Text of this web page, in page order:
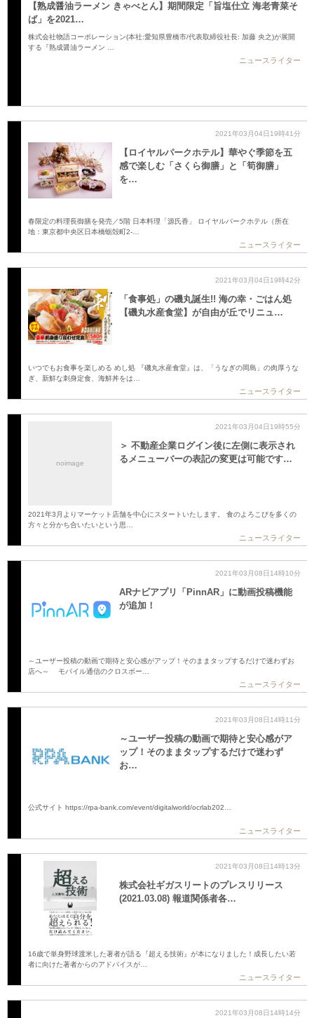
【熟成醤油ラーメン きゃべとん】期間限定「旨塩仕立 海老青菜そ
ば」を2021…
株式会社物語コーポレーション(本社:愛知県豊橋市/代表取締役社長: 加藤 央之)が展開
する『熟成醤油ラーメン …
ニュースライター
2021年03月04日19時41分
【ロイヤルパークホテル】華やぐ季節を五
感で楽しむ「さくら御膳」と「筍御膳」
を…
春限定の料理長御膳を発売／5階 日本料理「源氏香」 ロイヤルパークホテル（所在
地：東京都中央区日本橋蛎殻町2-…
ニュースライター
2021年03月04日19時42分
「食事処」の磯丸誕生!! 海の幸・ごはん処
【磯丸水産食堂】が自由が丘でリニュ…
いつでもお食事を楽しめる めし処 『磯丸水産食堂』は、「うなぎの岡島」の肉厚うな
ぎ、新鮮な刺身定食、海鮮丼をは…
ニュースライター
noimage
2021年03月04日19時55分
＞ 不動産企業ログイン後に左側に表示され
るメニューバーの表記の変更は可能です…
2021年3月よりマーケット店舗を中心にスタートいたします。 食のよろこびを多くの
方々と分かち合いたいという思…
ニュースライター
2021年03月08日14時10分
ARナビアプリ「PinnAR」に動画投稿機能
が追加！
～ユーザー投稿の動画で期待と安心感がアップ！そのままタップするだけで迷わずお
店へ～ モバイル通信のクロスボー…
ニュースライター
2021年03月08日14時11分
～ユーザー投稿の動画で期待と安心感がア
ップ！そのままタップするだけで迷わず
お…
公式サイト https://rpa-bank.com/event/digitalworld/ocrlab202…
ニュースライター
2021年03月08日14時13分
株式会社ギガスリートのプレスリリース
(2021.03.08) 報道関係者各…
16歳で単身野球渡米した著者が語る『超える技術』が本になりました！成長したい若
者に向けた著者からのアドバイスが…
ニュースライター
2021年03月08日14時14分